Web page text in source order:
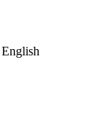
English